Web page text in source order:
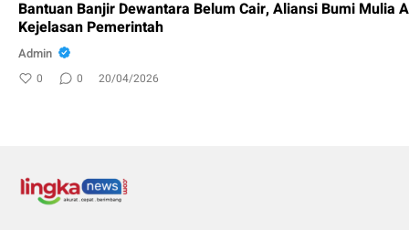
Bantuan Banjir Dewantara Belum Cair, Aliansi Bumi Mulia
Kejelasan Pemerintah
Admin
0 0 20/04/2026